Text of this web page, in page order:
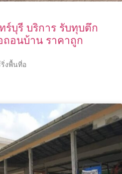
ร์บุรี บริการ รับทุบตึก
ถอนบ้าน ราคาถูก
งพื้นที่อ